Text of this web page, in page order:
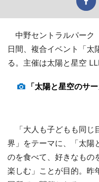
中野セントラルパーク
日間、複合イベント「太
る。主催は太陽と星空
「太陽と星空のサ
「大人も子どもも同じ
界」をテーマに、「太陽
のを食べて、好きなもの
楽しむ」ことが目的。昨